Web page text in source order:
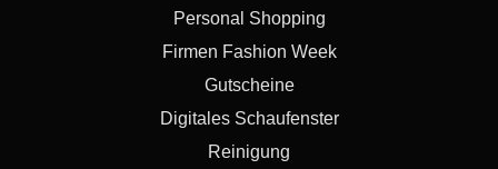
Personal Shopping
Firmen Fashion Week
Gutscheine
Digitales Schaufenster
Reinigung